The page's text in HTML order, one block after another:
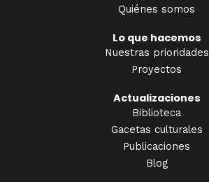
Quiénes somos
Lo que hacemos
Nuestras prioridades
Proyectos
Actualizaciones
Biblioteca
Gacetas culturales
Publicaciones
Blog